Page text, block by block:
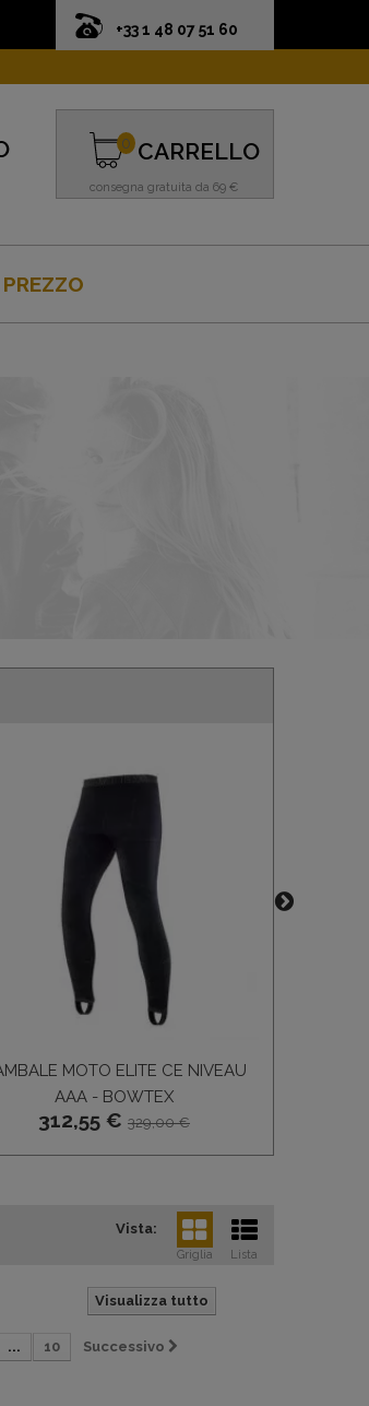
+33 1 48 07 51 60
CARRELLO
consegna gratuita da 69 €
0
MOTO ELITE CE NIVEAU
AAA - BOWTEX
312,55 € 329,00 €
Vista:
Griglia Lista
Visualizza tutto
... 10 Successivo